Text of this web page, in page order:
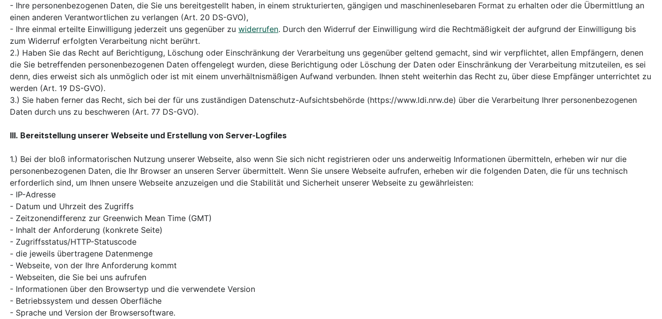
- Ihre personenbezogenen Daten, die Sie uns bereitgestellt haben, in einem strukturierten, gängigen und maschinenlesebaren Format zu erhalten oder die Übermittlung an
einen anderen Verantwortlichen zu verlangen (Art. 20 DS-GVO),
- Ihre einmal erteilte Einwilligung jederzeit uns gegenüber zu widerrufen. Durch den Widerruf der Einwilligung wird die Rechtmäßigkeit der aufgrund der Einwilligung bis
zum Widerruf erfolgten Verarbeitung nicht berührt.
2.) Haben Sie das Recht auf Berichtigung, Löschung oder Einschränkung der Verarbeitung uns gegenüber geltend gemacht, sind wir verpflichtet, allen Empfängern, denen
die Sie betreffenden personenbezogenen Daten offengelegt wurden, diese Berichtigung oder Löschung der Daten oder Einschränkung der Verarbeitung mitzuteilen, es sei
denn, dies erweist sich als unmöglich oder ist mit einem unverhältnismäßigen Aufwand verbunden. Ihnen steht weiterhin das Recht zu, über diese Empfänger unterrichtet zu
werden (Art. 19 DS-GVO).
3.) Sie haben ferner das Recht, sich bei der für uns zuständigen Datenschutz-Aufsichtsbehörde (https://www.ldi.nrw.de) über die Verarbeitung Ihrer personenbezogenen
Daten durch uns zu beschweren (Art. 77 DS-GVO).
III. Bereitstellung unserer Webseite und Erstellung von Server-Logfiles
1.) Bei der bloß informatorischen Nutzung unserer Webseite, also wenn Sie sich nicht registrieren oder uns anderweitig Informationen übermitteln, erheben wir nur die
personenbezogenen Daten, die Ihr Browser an unseren Server übermittelt. Wenn Sie unsere Webseite aufrufen, erheben wir die folgenden Daten, die für uns technisch
erforderlich sind, um Ihnen unsere Webseite anzuzeigen und die Stabilität und Sicherheit unserer Webseite zu gewährleisten:
- IP-Adresse
- Datum und Uhrzeit des Zugriffs
- Zeitzonendifferenz zur Greenwich Mean Time (GMT)
- Inhalt der Anforderung (konkrete Seite)
- Zugriffsstatus/HTTP-Statuscode
- die jeweils übertragene Datenmenge
- Webseite, von der Ihre Anforderung kommt
- Webseiten, die Sie bei uns aufrufen
- Informationen über den Browsertyp und die verwendete Version
- Betriebssystem und dessen Oberfläche
- Sprache und Version der Browsersoftware.